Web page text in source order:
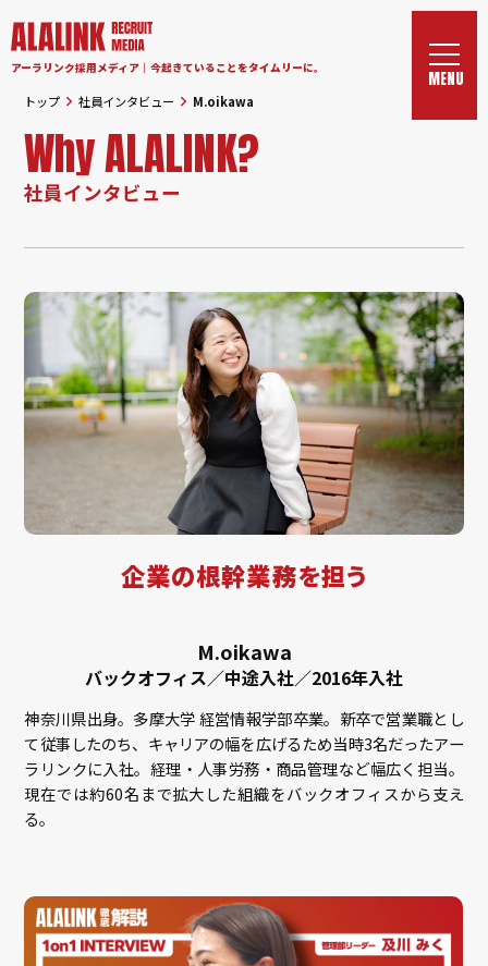
アーラリンク採用メディア｜今起きていることをタイムリーに。
トップ 社員インタビュー M.oikawa
Why ALALINK?
社員インタビュー
企業の根幹業務を担う
M.oikawa
バックオフィス／中途入社／2016年入社
神奈川県出身。多摩大学 経営情報学部卒業。新卒で営業職とし
て従事したのち、キャリアの幅を広げるため当時3名だったアー
ラリンクに入社。経理・人事労務・商品管理など幅広く担当。
現在では約60名まで拡大した組織をバックオフィスから支え
る。